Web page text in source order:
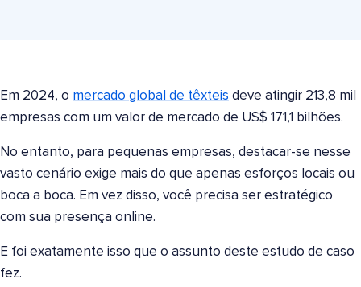
Em 2024, o mercado global de têxteis deve atingir 213,8 mil
empresas com um valor de mercado de US$ 171,1 bilhões.
No entanto, para pequenas empresas, destacar-se nesse
vasto cenário exige mais do que apenas esforços locais ou
boca a boca. Em vez disso, você precisa ser estratégico
com sua presença online.
E foi exatamente isso que o assunto deste estudo de caso
fez.